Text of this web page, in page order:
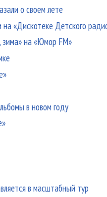
о своем лете
«Дискотеке Детского
зима» на «Юмор FM»
в новом году
в масштабный тур